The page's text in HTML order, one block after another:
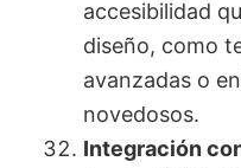
accesibilidad
diseño, como
avanzadas o
novedosos.
Integración